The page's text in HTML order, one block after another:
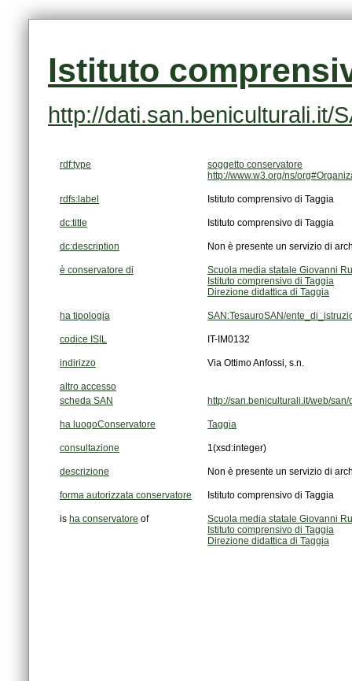
Istituto
http://dati.san.beniculturali.it/
rdf:type
soggetto conservatore
http://www.w3.org/ns/
rdfs:label Istituto comprensivo di Taggia
dc:title Istituto comprensivo di Taggia
dc:description Non è presente un servizio di
è conservatore di
Scuola media statale Giovanni
Istituto comprensivo di Taggia
Direzione didattica di Taggia
ha tipologia SAN:TesauroSAN/
codice ISIL IT-IM0132
indirizzo Via Ottimo Anfossi, s.n.
altro accesso
scheda SAN
http://san.beniculturali.it/web/
ha luogoConservatore Taggia
consultazione 1(xsd:integer)
descrizione Non è presente un servizio di
forma autorizzata conservatore Istituto comprensivo di Taggia
is ha conservatore of
Scuola media statale Giovanni
Istituto comprensivo di Taggia
Direzione didattica di Taggia